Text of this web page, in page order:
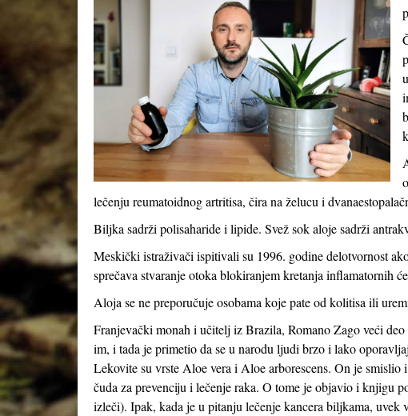
lečenju reumatoidnog artritisa, čira na želucu i
Biljka sadrži polisaharide i lipide. Svež sok aloje sadrži
Meskički istraživači ispitivali su 1996. godine delotvornost
sprečava stvaranje otoka blokiranjem kretanja inflamatornih
Aloja se ne preporučuje osobama koje pate od kolitisa ili
Franjevački monah i učitelj iz Brazila, Romano Zago veći
im, i tada je primetio da se u narodu ljudi brzo i lako
Lekovite su vrste Aloe vera i Aloe arborescens. On je
čuda za prevenciju i lečenje raka. O tome je objavio i knjigu
izleči). Ipak, kada je u pitanju lečenje kancera biljkama, uvek